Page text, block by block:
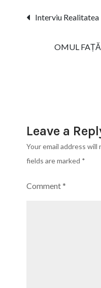
Post
Interviu Realitatea
OMUL
Leave a
Your email address
fields are marked *
Comment*